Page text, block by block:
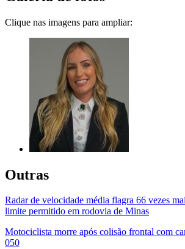
Clique nas imagens para ampliar:
Outras
Radar de velocidade média flagra 66 vezes
limite permitido em rodovia de Minas
Motociclista morre após colisão frontal com
050